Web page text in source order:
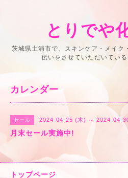
とりでや
茨城県土浦市で、スキンケア・メイク
伝いをさせていただいている
カレンダー
セール 2024-04-25 (木) ～ 2024-04-
月末セール実施中!
トップページ